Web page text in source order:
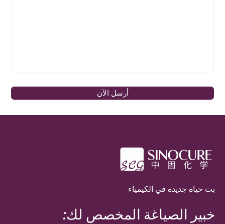
أرسل الآن
بث حياة جديدة في الكيمياء
خبير الصياغة المخصص لك: